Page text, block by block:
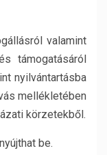
valamint
támogatásáról
nyilvántartásba
mellékletében
körzetekből.
be.